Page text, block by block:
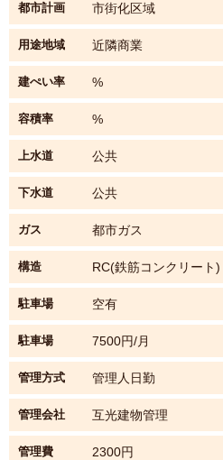
都市計画 市街化区域
用途地域 近隣商業
建ぺい率 %
容積率 %
上水道 公共
下水道 公共
ガス 都市ガス
構造 RC(鉄筋コンクリート)
駐車場 空有
駐車場 7500円/月
管理方式 管理人日勤
管理会社 互光建物管理
管理費 2300円